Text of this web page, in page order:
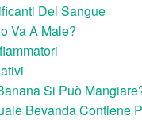
Del Sangue
Va A Male?
Si Può
Bevanda Contiene